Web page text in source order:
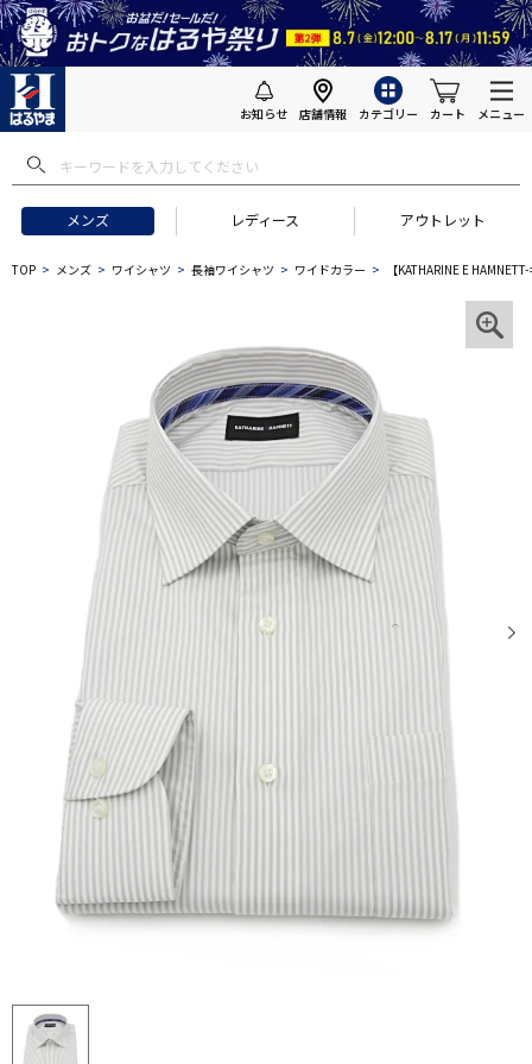
お知らせ 店舗情報 カテゴリー カート メニュー
メンズ レディース アウトレット
TOP メンズ ワイシャツ 長袖ワイシャツ ワイドカラー 【KATHARINE E